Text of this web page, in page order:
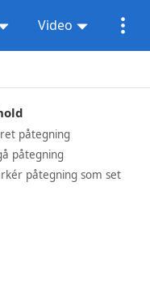
Video
påtegning
påtegning
påtegning som set